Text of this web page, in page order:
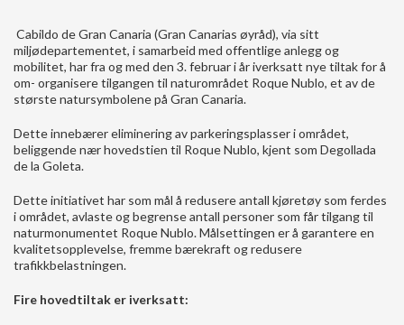
Cabildo de Gran Canaria (Gran Canarias øyråd), via sitt
miljødepartementet, i samarbeid med offentlige anlegg og
mobilitet, har fra og med den 3. februar i år iverksatt nye tiltak for å
om- organisere tilgangen til naturområdet Roque Nublo, et av de
største natursymbolene på Gran Canaria.
Dette innebærer eliminering av parkeringsplasser i området,
beliggende nær hovedstien til Roque Nublo, kjent som Degollada
de la Goleta.
Dette initiativet har som mål å redusere antall kjøretøy som ferdes
i området, avlaste og begrense antall personer som får tilgang til
naturmonumentet Roque Nublo. Målsettingen er å garantere en
kvalitetsopplevelse, fremme bærekraft og redusere
trafikkbelastningen.
Fire hovedtiltak er iverksatt: